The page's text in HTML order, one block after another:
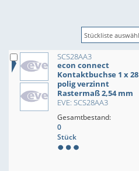
SCS28AA3
econ connect
Kontaktbuchse 1 x 28
polig verzinnt
Rastermaß 2,54 mm
EVE: SCS28AA3
Gesamtbestand:
0
Stück